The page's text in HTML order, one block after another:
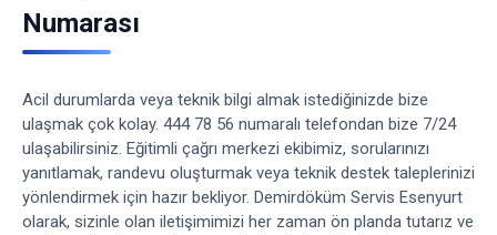
Numarası
Acil durumlarda veya teknik bilgi almak istediğinizde bize
ulaşmak çok kolay. 444 78 56 numaralı telefondan bize 7/24
ulaşabilirsiniz. Eğitimli çağrı merkezi ekibimiz, sorularınızı
yanıtlamak, randevu oluşturmak veya teknik destek taleplerinizi
yönlendirmek için hazır bekliyor. Demirdöküm Servis Esenyurt
olarak, sizinle olan iletişimimizi her zaman ön planda tutarız ve